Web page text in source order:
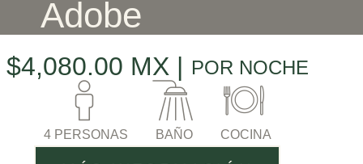
Adobe
$4,080.00 MX | POR NOCHE
4 PERSONAS BAÑO COCINA